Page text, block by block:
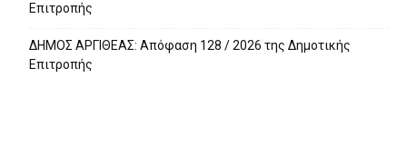
Επιτροπής
ΔΗΜΟΣ ΑΡΓΙΘΕΑΣ: Απόφαση 128 / 2026 της Δημοτικής
Επιτροπής